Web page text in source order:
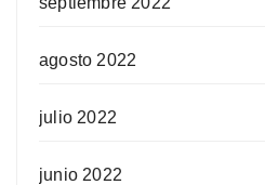
agosto 2022
julio 2022
junio 2022